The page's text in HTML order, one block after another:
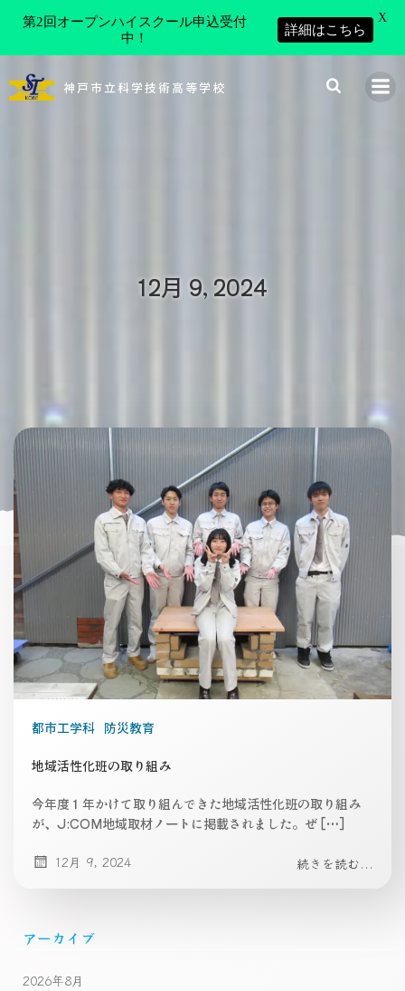
ン
神戸市立科学技術高等学校
12月 9, 2024
都市工学科 防災教育
地域活性化班の取り組み
今年度１年かけて取り組んできた地域活性化班の取り組み
が、J:COM地域取材ノートに掲載されました。ぜ […]
12月 9, 2024 続きを読む...
アーカイブ
2026年8月
第2回オープンハイスクール申込受付
中！
詳細はこちら
X